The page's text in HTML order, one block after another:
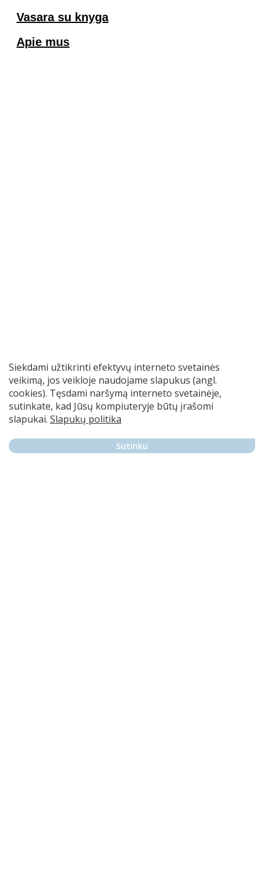
Siekdami užtikrinti efektyvų interneto svetainės
veikimą, jos veikloje naudojame slapukus (angl.
cookies). Tęsdami naršymą interneto svetainėje,
sutinkate, kad Jūsų kompiuteryje būtų įrašomi
slapukai. Slapukų politika
Sutinku
Vasara su knyga
Apie mus